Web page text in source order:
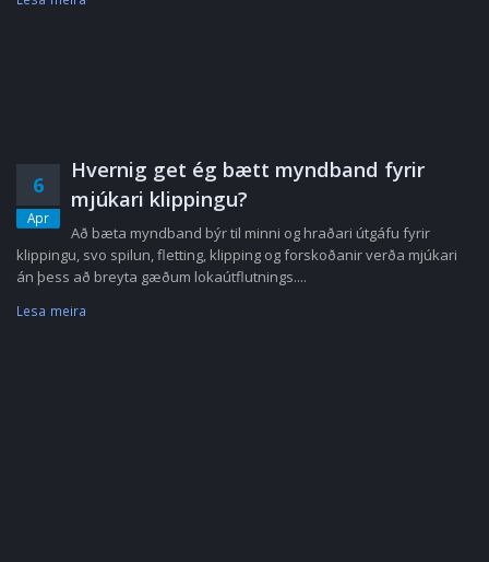
6
Apr
Hvernig get ég bætt myndband fyrir
mjúkari klippingu?
Að bæta myndband býr til minni og hraðari útgáfu fyrir
klippingu, svo spilun, fletting, klipping og forskoðanir verða mjúkari
án þess að breyta gæðum lokaútflutnings....
Lesa meira